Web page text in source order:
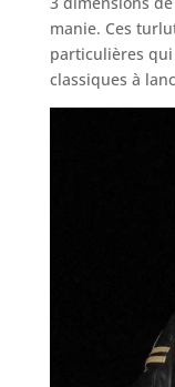
manie. Ces
particulières
classiques à